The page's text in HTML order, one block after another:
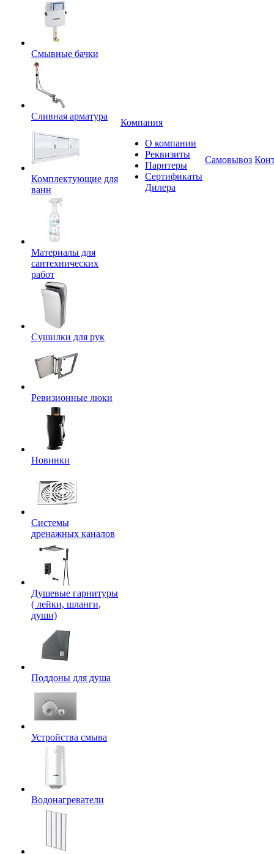
Смывные бачки
Сливная арматура
Комплектующие для
ванн
Материалы для
сантехнических
работ
Сушилки для рук
Ревизионные люки
Новинки
Системы
дренажных каналов
Душевые гарнитуры
( лейки, шланги,
души)
Поддоны для душа
Устройства смыва
Водонагреватели
Компания
О компании
Реквизиты
Парнтеры
Сертификаты
Дилера
Самовывоз